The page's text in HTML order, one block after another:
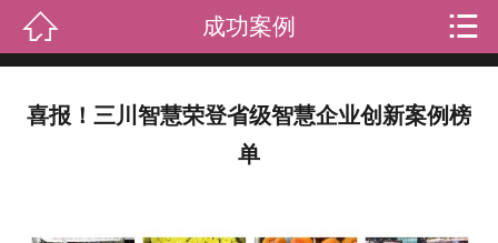
 成功案例 
喜报！三川智慧荣登省级智慧企业创新案例榜
单